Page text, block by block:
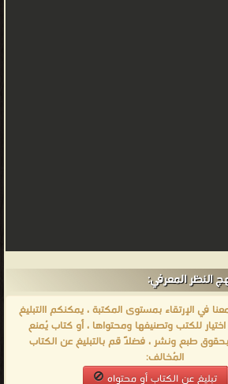
المعرفي:
في الإرتقاء بمستوى المكتبة ، يمكنكم االتبليغ
للكتب وتصنيفها ومحتواها ، أو كتاب يُمنع
طبع ونشر ، فضلاً قم بالتبليغ عن الكتاب
المُخالف:
تبليغ عن الكتاب أو محتواه